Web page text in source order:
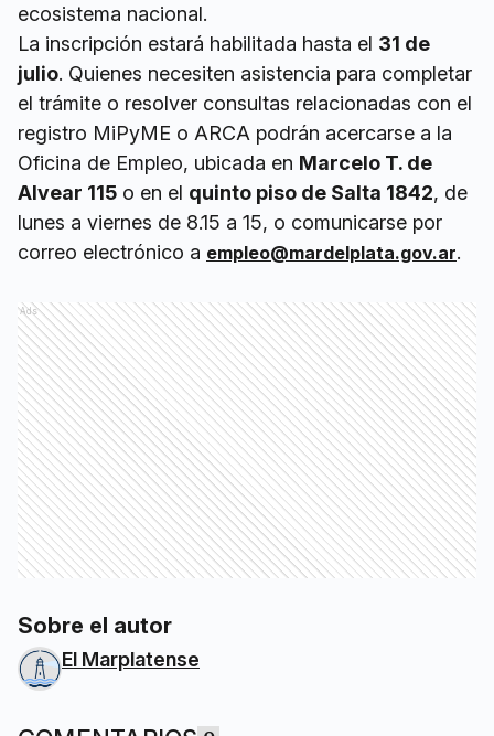
ecosistema nacional.
La inscripción estará habilitada hasta el 31 de
julio. Quienes necesiten asistencia para completar
el trámite o resolver consultas relacionadas con el
registro MiPyME o ARCA podrán acercarse a la
Oficina de Empleo, ubicada en Marcelo T. de
Alvear 115 o en el quinto piso de Salta 1842, de
lunes a viernes de 8.15 a 15, o comunicarse por
correo electrónico a empleo@mardelplata.gov.ar.
Ads
Sobre el autor
El Marplatense